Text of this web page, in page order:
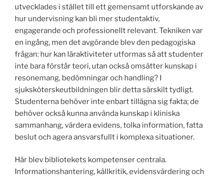
utvecklades i stället till ett gemensamt utforskande av
hur undervisning kan bli mer studentaktiv,
engagerande och professionellt relevant. Tekniken var
en ingång, men det avgörande blev den pedagogiska
frågan: hur kan läraktiviteter utformas så att studenter
inte bara förstår teori, utan också omsätter kunskap i
resonemang, bedömningar och handling? I
sjuksköterskeutbildningen blir detta särskilt tydligt.
Studenterna behöver inte enbart tillägna sig fakta; de
behöver också kunna använda kunskap i kliniska
sammanhang, värdera evidens, tolka information, fatta
beslut och agera ansvarsfullt i komplexa situationer.
Här blev bibliotekets kompetenser centrala.
Informationshantering, källkritik, evidensvärdering och